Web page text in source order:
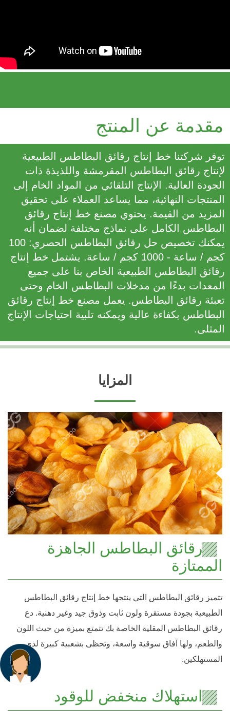
مقدمة عن المنتج
توفر شركتنا خط إنتاج رقائق البطاطس الطبيعية
لإنتاج رقائق البطاطس المقرمشة واللذيذة ذات
الجودة العالية. الإنتاج التلقائي من المواد الخام إلى
المنتجات النهائية، مما يساعد العملاء على تحقيق
المزيد من القيمة. يحتوي مصنع خط إنتاج رقائق
البطاطس الكامل على نماذج مختلفة لضمان أنه
يمكنك تخصيص حل رقائق البطاطس الحصري: 100
كجم / ساعة - 1000 كجم / ساعة. يشتمل خط إنتاج
رقائق البطاطس الطبيعية الخاص بنا على جميع
المعدات بدءًا من مدخلات البطاطس الخام وحتى
تعبئة رقائق البطاطس. يعمل مصنع خط إنتاج رقائق
البطاطس بكفاءة عالية ويمكنه تلبية احتياجات الإنتاج
المثلى.
المزايا
رقائق البطاطس الجاهزة
الممتازة
تتميز رقائق البطاطس التي ينتجها خط إنتاج رقائق البطاطس
الطبيعية بجودة مستقرة ولون ثابت وذوق جيد وغير دهنية. دع
رقائق البطاطس المقلية الخاصة بك تتمتع بميزة من حيث اللون
والطعم، ولها آفاق سوقية واسعة، وتحظى بشعبية كبيرة لدى
المستهلكين.
استهلاك منخفض للوقود